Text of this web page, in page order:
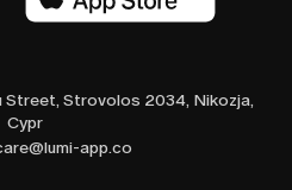
Street, Strovolos 2034, Nikozja,
Cypr
app.co